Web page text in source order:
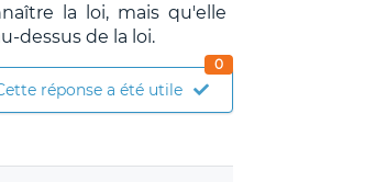
la loi, mais qu'elle
dessus de la loi.
réponse a été utile
0